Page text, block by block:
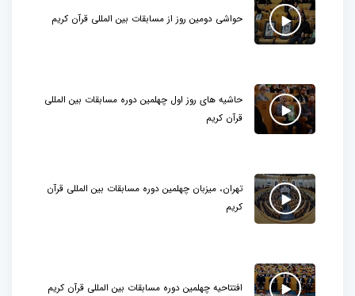
حواشی دومین روز از مسابقات بین المللی قرآن کریم
حاشیه های روز اول چهلمین دوره مسابقات بین المللی
قرآن کریم
تهران، میزبان چهلمین دوره مسابقات بین المللی قرآن
کریم
افتتاحیه چهلمین دوره مسابقات بین المللی قرآن کریم